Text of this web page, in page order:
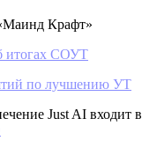
Крафт»
итогах СОУТ
по лучшению УТ
Just AI входит в